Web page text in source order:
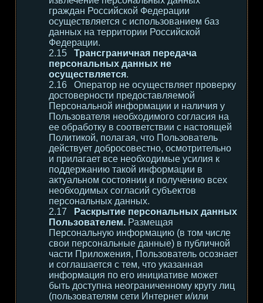
граждан Российской Федерации
осуществляется с использованием баз
данных на территории Российской
Федерации.
Трансграничная передача
персональных данных не
осуществляется.
Оператор не осуществляет проверку
достоверности предоставляемой
Персональной информации и наличия у
Пользователя необходимого согласия на
ее обработку в соответствии с настоящей
Политикой, полагая, что Пользователь
действует добросовестно, осмотрительно
и прилагает все необходимые усилия к
поддержанию такой информации в
актуальном состоянии и получению всех
необходимых согласий субъектов
персональных данных.
Раскрытие персональных данных
Пользователем. Размещая
Персональную информацию (в том числе
свои персональные данные) в публичной
части Приложения, Пользователь осознает
и соглашается с тем, что указанная
информация по его инициативе может
быть доступна неограниченному кругу лиц
(пользователям сети Интернет и/или